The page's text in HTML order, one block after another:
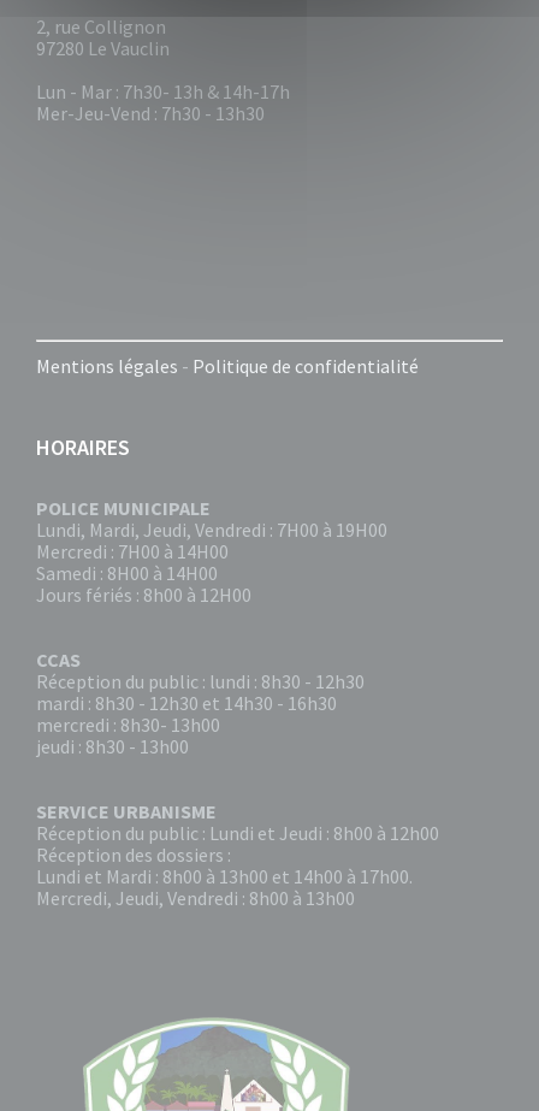
2, rue Collignon
97280 Le Vauclin
Lun - Mar : 7h30- 13h & 14h-17h
Mer-Jeu-Vend : 7h30 - 13h30
Mentions légales - Politique de confidentialité
HORAIRES
POLICE MUNICIPALE
Lundi, Mardi, Jeudi, Vendredi : 7H00 à 19H00
Mercredi : 7H00 à 14H00
Samedi : 8H00 à 14H00
Jours fériés : 8h00 à 12H00
CCAS
Réception du public : lundi : 8h30 - 12h30
mardi : 8h30 - 12h30 et 14h30 - 16h30
mercredi : 8h30- 13h00
jeudi : 8h30 - 13h00
SERVICE URBANISME
Réception du public : Lundi et Jeudi : 8h00 à 12h00
Réception des dossiers :
Lundi et Mardi : 8h00 à 13h00 et 14h00 à 17h00.
Mercredi, Jeudi, Vendredi : 8h00 à 13h00